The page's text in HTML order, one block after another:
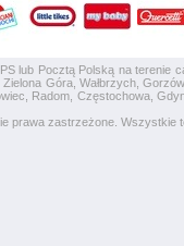
lub Pocztą Polską na terenie
Zielona Góra, Wałbrzych,
Radom, Częstochowa,
prawa zastrzeżone.